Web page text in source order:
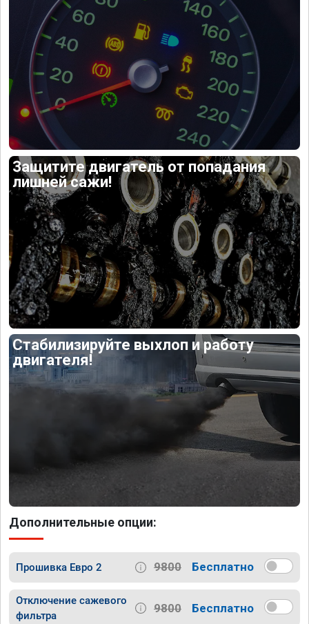
Защитите двигатель от попадания
лишней сажи!
Стабилизируйте выхлоп и работу
двигателя!
Дополнительные опции:
Прошивка Евро 2 9800 Бесплатно
Отключение сажевого
фильтра
9800 Бесплатно